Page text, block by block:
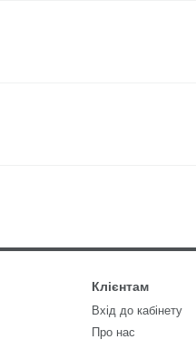
Клієнтам
Вхід до кабінету
Про нас